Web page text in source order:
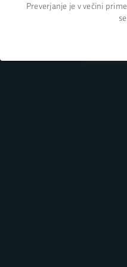
Preverjanje je v večini